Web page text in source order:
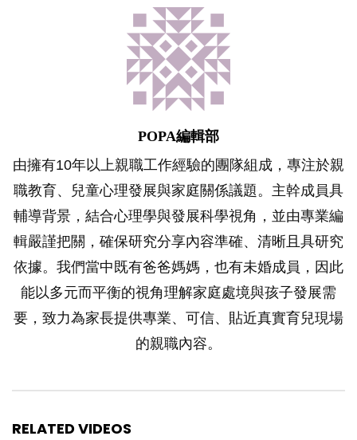
POPA編輯部
由擁有10年以上親職工作經驗的團隊組成，專注於親
職教育、兒童心理發展與家庭關係議題。主幹成員具
輔導背景，結合心理學與發展科學視角，並由專業編
輯嚴謹把關，確保研究分享內容準確、清晰且具研究
依據。我們當中既有爸爸媽媽，也有未婚成員，因此
能以多元而平衡的視角理解家庭處境與孩子發展需
要，致力為家長提供專業、可信、貼近真實育兒現場
的親職內容。
RELATED VIDEOS